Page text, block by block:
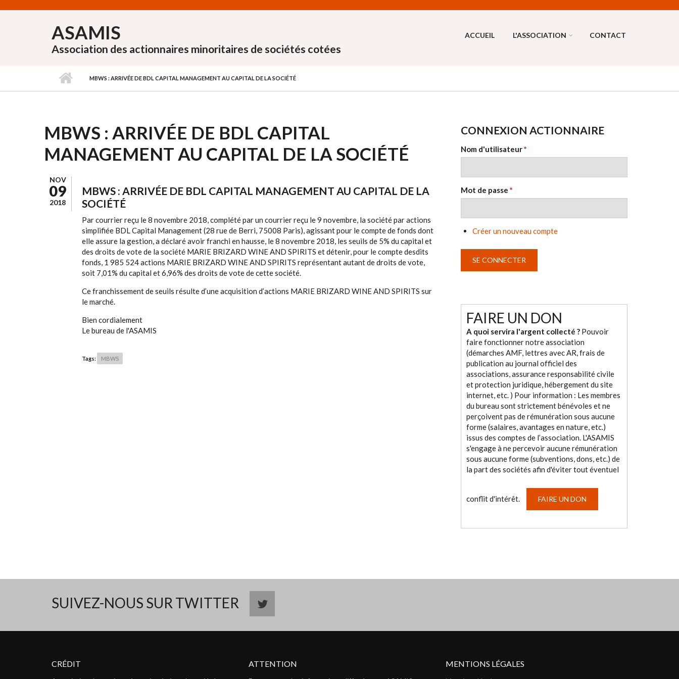
ASAMIS
Association des actionnaires minoritaires de sociétés cotées
ACCUEIL L'ASSOCIATION CONTACT
MBWS : ARRIVÉE DE BDL CAPITAL MANAGEMENT AU CAPITAL DE LA SOCIÉTÉ
MBWS : ARRIVÉE DE BDL CAPITAL
MANAGEMENT AU CAPITAL DE LA SOCIÉTÉ
NOV
09
2018
MBWS : ARRIVÉE DE BDL CAPITAL MANAGEMENT AU CAPITAL DE LA
SOCIÉTÉ
Par courrier reçu le 8 novembre 2018, complété par un courrier reçu le 9 novembre, la société par actions
simplifiée BDL Capital Management (28 rue de Berri, 75008 Paris), agissant pour le compte de fonds dont
elle assure la gestion, a déclaré avoir franchi en hausse, le 8 novembre 2018, les seuils de 5% du capital et
des droits de vote de la société MARIE BRIZARD WINE AND SPIRITS et détenir, pour le compte desdits
fonds, 1 985 524 actions MARIE BRIZARD WINE AND SPIRITS représentant autant de droits de vote,
soit 7,01% du capital et 6,96% des droits de vote de cette société.
Ce franchissement de seuils résulte d’une acquisition d’actions MARIE BRIZARD WINE AND SPIRITS sur
le marché.
Bien cordialement
Le bureau de l'ASAMIS
Tags: MBWS
CONNEXION ACTIONNAIRE
Nom d'utilisateur*
Mot de passe *
Créer un nouveau compte
FAIRE UN DON
A quoi servira l'argent collecté ? Pouvoir
faire fonctionner notre association
(démarches AMF, lettres avec AR, frais de
publication au journal officiel des
associations, assurance responsabilité civile
et protection juridique, hébergement du site
internet, etc. ) Pour information : Les membres
du bureau sont strictement bénévoles et ne
perçoivent pas de rémunération sous aucune
forme (salaires, avantages en nature, etc.)
issus des comptes de l’association. L'ASAMIS
s'engage à ne percevoir aucune rémunération
sous aucune forme (subventions, dons, etc.) de
la part des sociétés afin d'éviter tout éventuel
conflit d'intérêt. FAIRE UN DON
SUIVEZ-NOUS SUR TWITTER
CRÉDIT ATTENTION MENTIONS LÉGALES